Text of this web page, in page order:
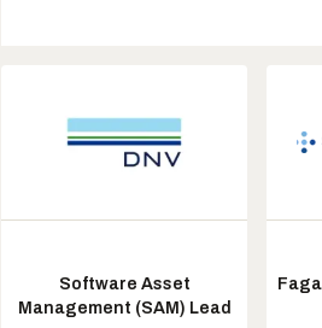
Software Asset
Management (SAM) Lead